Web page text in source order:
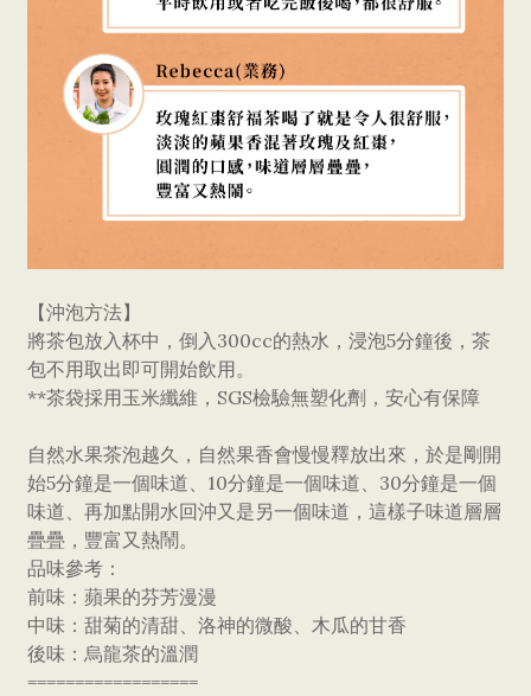
【沖泡方法】
將茶包放入杯中，倒入300cc的熱水，浸泡5分鐘後，茶
包不用取出即可開始飲用。
**茶袋採用玉米纖維，SGS檢驗無塑化劑，安心有保障
自然水果茶泡越久，自然果香會慢慢釋放出來，於是剛開
始5分鐘是一個味道、10分鐘是一個味道、30分鐘是一個
味道、再加點開水回沖又是另一個味道，這樣子味道層層
疊疊，豐富又熱鬧。
品味參考：
前味：蘋果的芬芳漫漫
中味：甜菊的清甜、洛神的微酸、木瓜的甘香
後味：烏龍茶的溫潤
==================